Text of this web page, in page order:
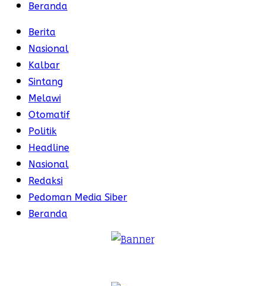
Beranda
Berita
Nasional
Kalbar
Sintang
Melawi
Otomatif
Politik
Headline
Nasional
Redaksi
Pedoman Media Siber
Beranda